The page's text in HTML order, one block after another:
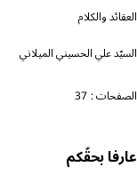
العقائد والكلام
السيّد علي الحسيني الميلاني
الصفحات : 37
عارفا بحقّكم